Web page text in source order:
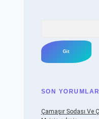
SON YORUMLAR
Çamaşır Sodası Ve